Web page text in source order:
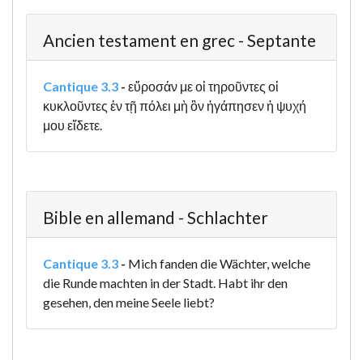
Ancien testament en grec - Septante
Cantique 3.3 - εὕροσάν με οἱ τηροῦντες οἱ
κυκλοῦντες ἐν τῇ πόλει μὴ ὃν ἠγάπησεν ἡ ψυχή
μου εἴδετε.
Bible en allemand - Schlachter
Cantique 3.3 - Mich fanden die Wächter, welche
die Runde machten in der Stadt. Habt ihr den
gesehen, den meine Seele liebt?